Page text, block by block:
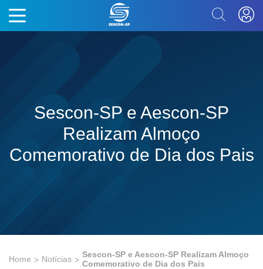
Sescon-SP e Aescon-SP
Realizam Almoço
Comemorativo de Dia dos Pais
Home Notícias
Sescon-SP e Aescon-SP Realizam Almoço
Comemorativo de Dia dos Pais